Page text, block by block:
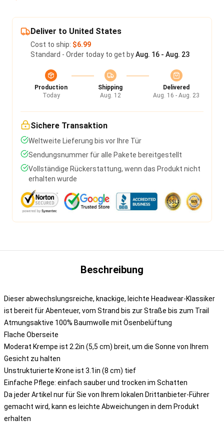
Deliver to United States
Cost to ship: $6.99
Standard - Order today to get byAug. 16 - Aug. 23
Production
Today
Shipping
Aug. 12
Delivered
Aug. 16 - Aug. 23
Sichere Transaktion
Weltweite Lieferung bis vor Ihre Tür
Sendungsnummer für alle Pakete bereitgestellt
Vollständige Rückerstattung, wenn das Produkt nicht
erhalten wurde
Beschreibung
Dieser abwechslungsreiche, knackige, leichte Headwear-Klassiker
ist bereit für Abenteuer, vom Strand bis zur Straße bis zum Trail
Atmungsaktive 100% Baumwolle mit Ösenbelüftung
Flache Oberseite
Moderat Krempe ist 2.2in (5,5 cm) breit, um die Sonne von Ihrem
Gesicht zu halten
Unstrukturierte Krone ist 3.1in (8 cm) tief
Einfache Pflege: einfach sauber und trocken im Schatten
Da jeder Artikel nur für Sie von Ihrem lokalen Drittanbieter-Führer
gemacht wird, kann es leichte Abweichungen in dem Produkt
erhalten